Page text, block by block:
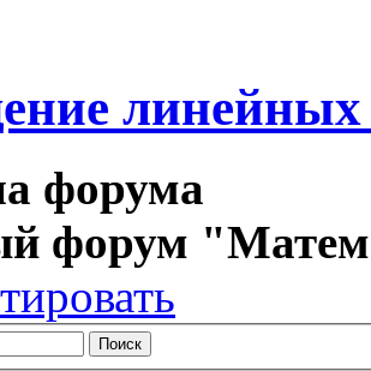
линейных
форума
форум